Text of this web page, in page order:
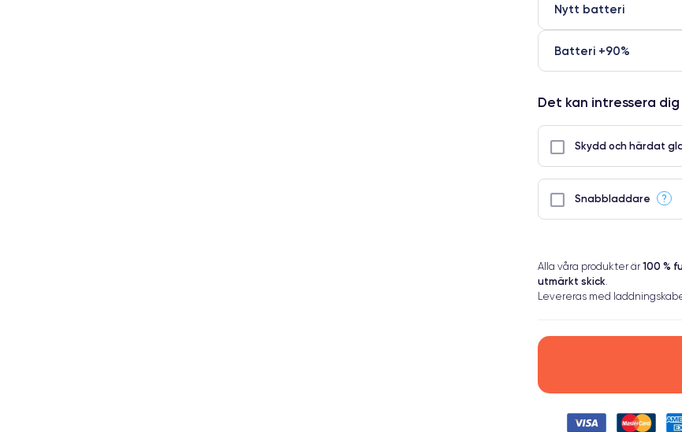
Nytt batteri
Batteri +90%
Det kan intressera dig
Skydd och härdat
Snabbladdare ?
Alla våra produkter är 100 %
utmärkt skick.
Levereras med